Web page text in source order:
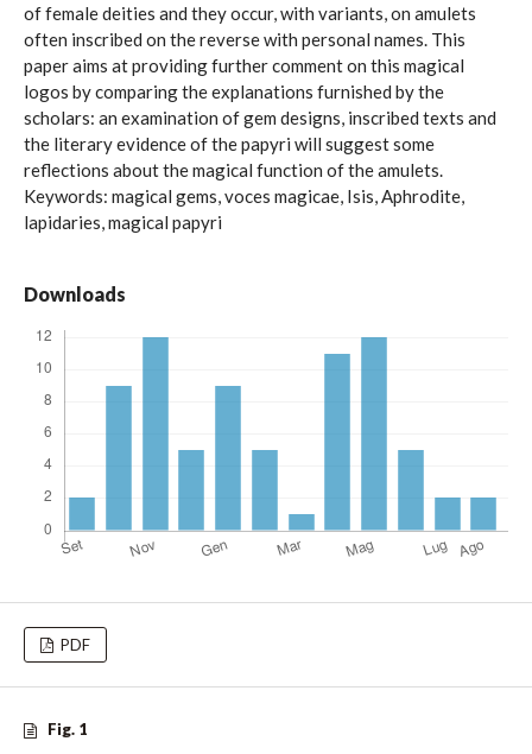
of female deities and they occur, with variants, on amulets
often inscribed on the reverse with personal names. This
paper aims at providing further comment on this magical
logos by comparing the explanations furnished by the
scholars: an examination of gem designs, inscribed texts and
the literary evidence of the papyri will suggest some
reflections about the magical function of the amulets.
Keywords: magical gems, voces magicae, Isis, Aphrodite,
lapidaries, magical papyri
Downloads
PDF
Fig. 1